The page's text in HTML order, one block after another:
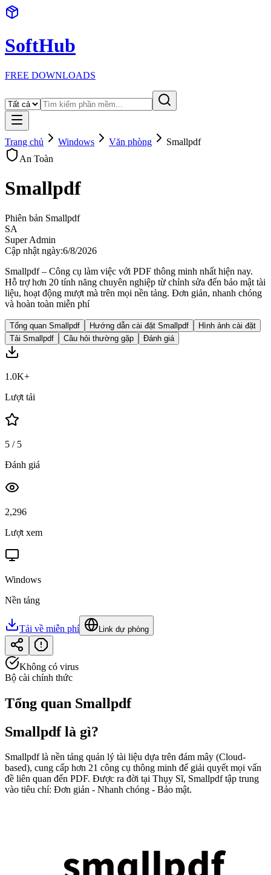
SoftHub
FREE DOWNLOADS
Trang chủ Windows Văn phòng
Smallpdf
An Toàn
Smallpdf
Phiên bản Smallpdf
SA
Super Admin
Cập nhật ngày:6/8/2026
Smallpdf – Công cụ làm việc với PDF thông minh nhất hiện nay.
Hỗ trợ hơn 20 tính năng chuyên nghiệp từ chỉnh sửa đến bảo mật tài
liệu, hoạt động mượt mà trên mọi nền tảng. Đơn giản, nhanh chóng
và hoàn toàn miễn phí
Tổng quan Smallpdf Hướng dẫn cài đặt Smallpdf
Hình ảnh cài đặt
Tải Smallpdf
Câu hỏi thường gặp Đánh giá
1.0K+
Lượt tải
5 / 5
Đánh giá
2,296
Lượt xem
Windows
Nền tảng
Tải về miễn phí Link dự phòng
Không có virus
Bộ cài chính thức
Tổng quan Smallpdf
Smallpdf là gì?
Smallpdf là nền tảng quản lý tài liệu dựa trên đám mây (Cloud-
based), cung cấp hơn 21 công cụ thông minh để giải quyết mọi vấn
đề liên quan đến PDF. Được ra đời tại Thụy Sĩ, Smallpdf tập trung
vào tiêu chí: Đơn giản - Nhanh chóng - Bảo mật.